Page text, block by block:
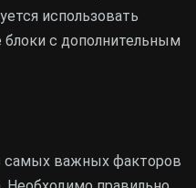
использовать
блоки с дополнительным
самых важных факторов